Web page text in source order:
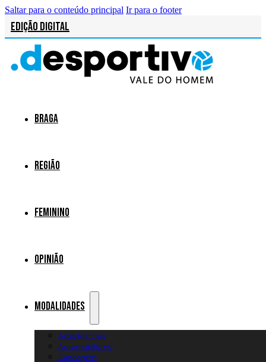
Saltar para o conteúdo principal Ir para o footer
Edição Digital
Braga
Região
Feminino
Opinião
Modalidades
Artes Marciais
Automobilismo
Canoagem